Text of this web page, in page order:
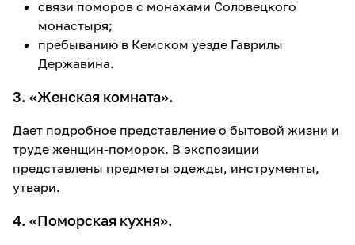
связи поморов с монахами Соловецкого
монастыря;
пребыванию в Кемском уезде Гаврилы
Державина.
3. «Женская комната».
Дает подробное представление о бытовой жизни и
труде женщин-поморок. В экспозиции
представлены предметы одежды, инструменты,
утвари.
4. «Поморская кухня».